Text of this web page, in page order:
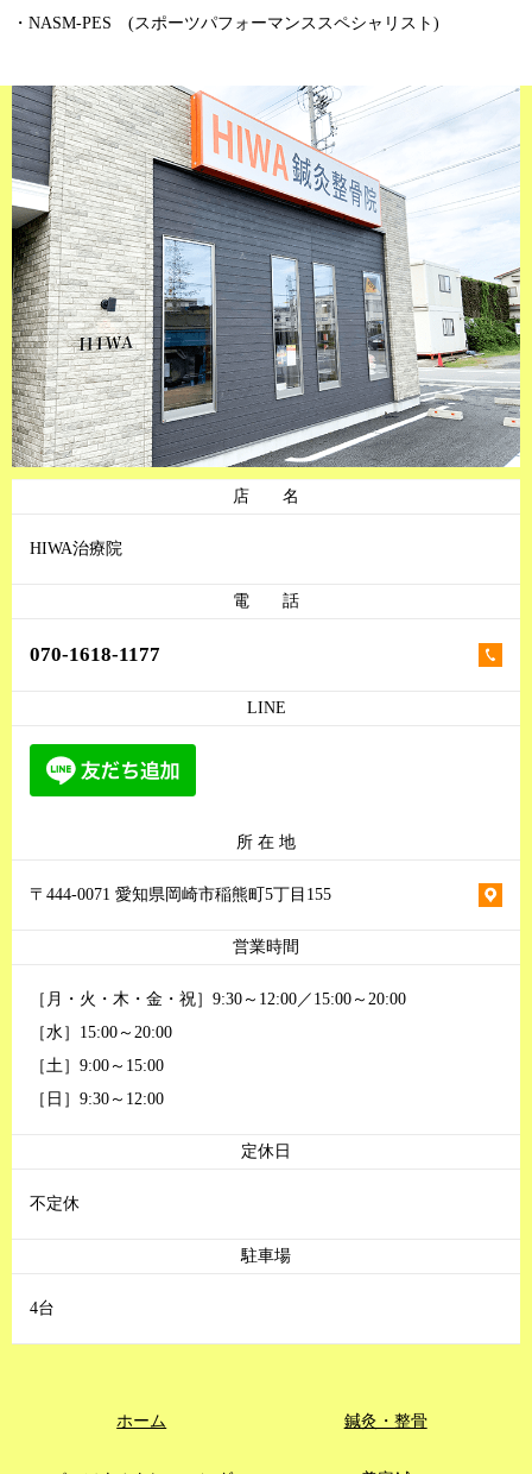
・NASM-PES (スポーツパフォーマンススペシャリスト)
店 名
HIWA治療院
電 話
070-1618-1177
LINE
所 在 地
〒444-0071 愛知県岡崎市稲熊町5丁目155
営業時間
［月・火・木・金・祝］9:30～12:00／15:00～20:00
［水］15:00～20:00
［土］9:00～15:00
［日］9:30～12:00
定休日
不定休
駐車場
4台
ホーム 鍼灸・整骨